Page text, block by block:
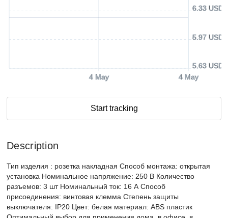
4 May 4 May
5.63 USD
5.97 USD
6.33 USD
Start tracking
Description
Тип изделия : розетка накладная Способ монтажа: открытая
установка Номинальное напряжение: 250 В Количество
разъемов: 3 шт Номинальный ток: 16 А Способ
присоединения: винтовая клемма Степень защиты
выключателя: IP20 Цвет: белая материал: ABS пластик